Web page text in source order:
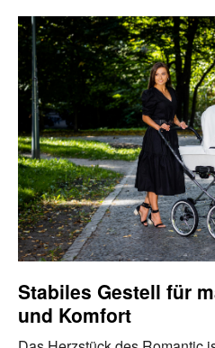
Stabiles Gestell für
und Komfort